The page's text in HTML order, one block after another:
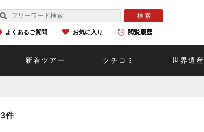
よくあるご質問 お気に入り 閲覧履歴
新着ツアー クチコミ 世界遺産
3件